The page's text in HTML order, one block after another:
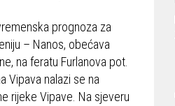
prognoza za
– Nanos, obećava
na feratu Furlanova pot.
Vipava nalazi se na
rijeke Vipave. Na sjeveru